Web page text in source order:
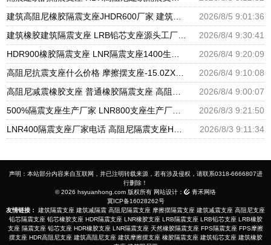
建筑高阻尼橡胶隔震支座JHDR600厂家 建筑隔振支座源头工厂 LNR700建筑隔震支座生产加工
2026/8/5 9:01:36
建筑橡胶建筑隔震支座 LRB铅芯支座源头工厂 高阻尼隔震支座支座生产厂家
2026/8/4 9:30:41
HDR900橡胶隔震支座 LNR隔震支座1400生产厂家 LNR1200天然隔震支座生产厂家
2026/8/4 9:20:09
高阻尼抗震支座什么价格 摩擦摆支座-15.0ZX支座的生产厂家 建筑橡胶减隔震支座源头工厂
2026/8/4 9:10:08
高阻尼减震橡胶支座 普通橡胶隔震支座 高阻尼隔震橡胶支座什么价格
2026/8/4 9:00:07
500%隔震支座生产厂家 LNR800支座生产厂家 LNR橡胶隔震支座600(II型)厂家
2026/8/3 9:21:50
LNR400隔震支座厂家电话 高阻尼隔震支座HDR600厂家 HDR500高阻尼隔震支座
2026/8/3 9:11:34
声明：本站部分内容来自互联网，并已注明转载来源，若有涉及侵权，请联系0318-6666807进
行删除！
© 2026 hsyuanhong.com 版权所有 网站设计：
青禾网络
冀ICP备16028262号
友情链接：
建筑隔震支座 建筑减隔震 高阻尼隔震支座 摩擦摆隔震支座 建筑减震支座 高阻尼支座
铅芯隔震支座 铅芯橡胶支座 HDR隔震支座 LNR橡胶支座 LRB隔震支座 LRB铅芯支座 LRB橡胶
支座 隔震支座 铅芯支座 HDR橡胶支座 LNR隔震支座 天然橡胶隔震支座 FPS隔震支座 FPS摩擦
摆支座 HDR高阻尼支座 建筑高阻尼支座 建筑摩擦摆支座 橡胶隔震支座 建筑铅芯支座 建筑橡胶